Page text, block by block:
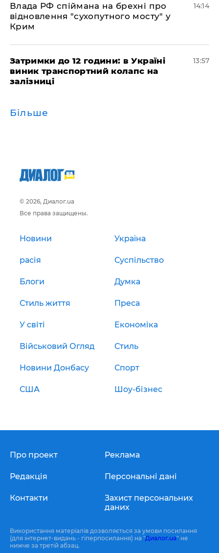
Влада РФ спіймана на брехні про
відновлення "сухопутного мосту" у
Крим
14:14
Затримки до 12 години: в Україні
виник транспортний колапс на
залізниці
13:57
Більше
© 2026, Диалог.ua
Все права защищены.
Новини Україна
расія Суспільство
Блоги Думка
Стиль життя Преса
У світі Економіка
Військовий Огляд Стиль
Новини Донбасу Спорт
США Шоу-бізнес
Про проект
Редакція
Контакти
Реклама
Персональні дані
Захист персональних
даних
Використання матеріалів дозволяється за умови посилання
(для інтернет-видань - гіперпосилання) на "Диалог.ua" не
нижче за третій абзац.